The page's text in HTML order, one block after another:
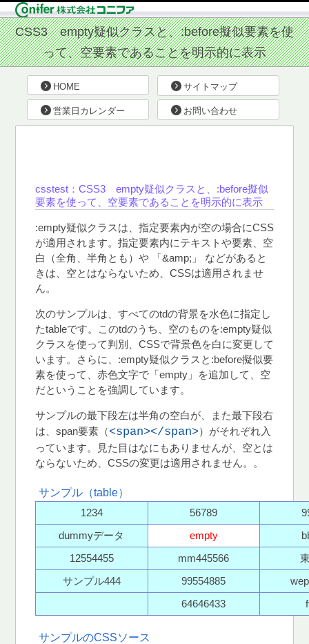
HOME サイトマップ
営業日カレンダー お問い合わせ
csstest：CSS3 empty疑似クラスと、:before擬似
要素を使って、空要素であることを明示的に表示
:empty疑似クラスは、指定要素内が空の場合にCSS
が適用されます。指定要素内にテキストや要素、空
白（全角、半角とも）や 「&amp;」 などがあると
きは、空とはならないため、CSSは適用されませ
ん。
次のサンプルは、すべてのtdの背景を水色に指定し
たtableです。このtdのうち、空のものを:empty疑似
クラスを使って判別、CSSで背景色を白に変更して
います。さらに、:empty疑似クラスと:before擬似要
素を使って、赤色文字で「empty」を追加して、空
だということを強調しています。
サンプルの最下段左は半角の空白が、また最下段右
は、span要素（<span></span>）がそれぞれ入
っています。見た目はなにもありませんが、空とは
ならないため、CSSの変更は適用されません。。
サンプル（table）
1234
56789
dummyデータ
12554455
mm445566
サンプル444
99554885
64646433
サンプルのCSSソース